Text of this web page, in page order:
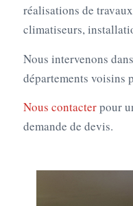
réalisations de
climatiseurs,
Nous intervenons
départements voisins
Nous contacterpour
demande de devis.